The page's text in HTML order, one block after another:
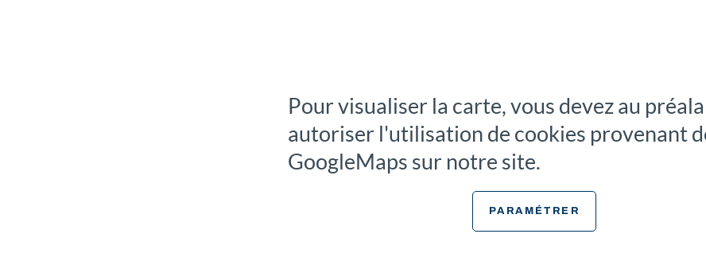
Pour visualiser la carte, vous devez au
autoriser l'utilisation de cookies provenant
GoogleMaps sur notre site.
PARAMÉTRER